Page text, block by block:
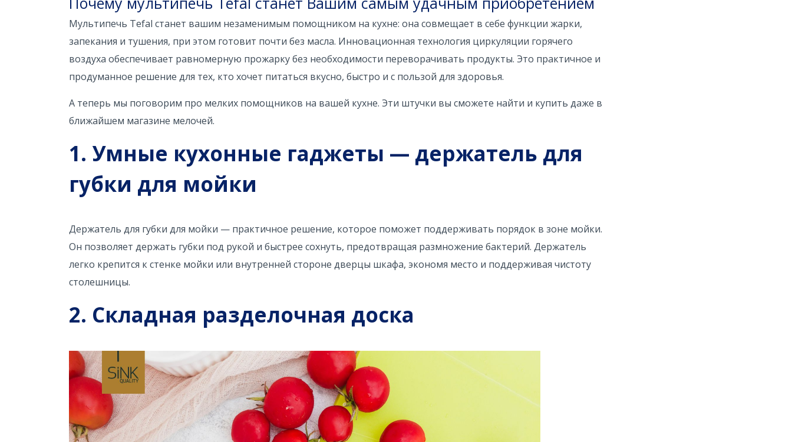
Мультипечь Tefal станет вашим незаменимым помощником на кухне: она совмещает в себе функции жарки,
запекания и тушения, при этом готовит почти без масла. Инновационная технология циркуляции горячего
воздуха обеспечивает равномерную прожарку без необходимости переворачивать продукты. Это практичное и
продуманное решение для тех, кто хочет питаться вкусно, быстро и с пользой для здоровья.
А теперь мы поговорим про мелких помощников на вашей кухне. Эти штучки вы сможете найти и купить даже в
ближайшем магазине мелочей.
1. Умные кухонные гаджеты — держатель для
губки для мойки
Держатель для губки для мойки — практичное решение, которое поможет поддерживать порядок в зоне мойки.
Он позволяет держать губки под рукой и быстрее сохнуть, предотвращая размножение бактерий. Держатель
легко крепится к стенке мойки или внутренней стороне дверцы шкафа, экономя место и поддерживая чистоту
столешницы.
2. Складная разделочная доска